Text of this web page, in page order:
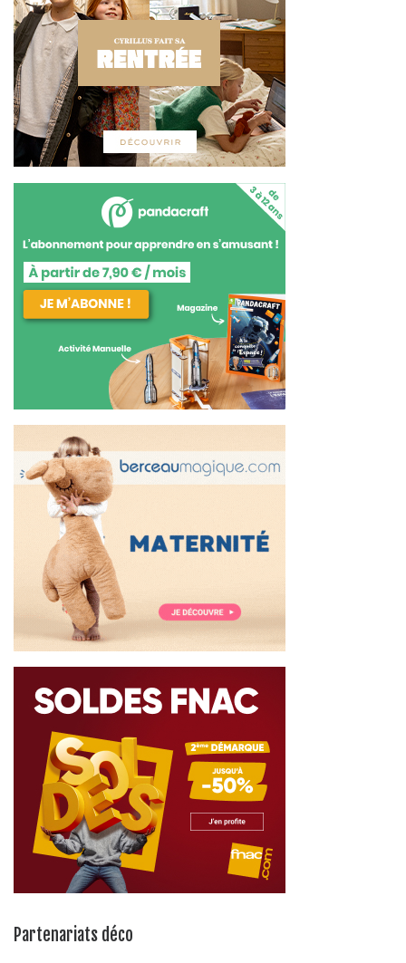
Partenariats déco